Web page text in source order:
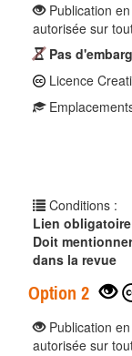
Publication
autorisée sur
Pas
Licence
Conditions :
Lien
Doit
dans la revue
Option 2
Publication
autorisée sur